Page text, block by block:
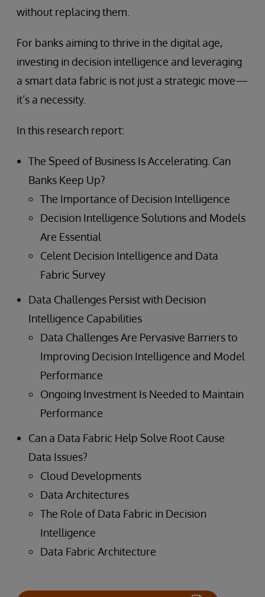
without replacing them.
For banks aiming to thrive in the digital age,
investing in decision intelligence and leveraging
a smart data fabric is not just a strategic move—
it’s a necessity.
In this research report:
The Speed of Business Is Accelerating. Can
Banks Keep Up?
The Importance of Decision Intelligence
Decision Intelligence Solutions and Models
Are Essential
Celent Decision Intelligence and Data
Fabric Survey
Data Challenges Persist with Decision
Intelligence Capabilities
Data Challenges Are Pervasive Barriers to
Improving Decision Intelligence and Model
Performance
Ongoing Investment Is Needed to Maintain
Performance
Can a Data Fabric Help Solve Root Cause
Data Issues?
Cloud Developments
Data Architectures
The Role of Data Fabric in Decision
Intelligence
Data Fabric Architecture